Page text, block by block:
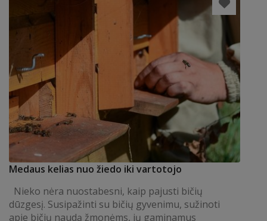
Medaus kelias nuo žiedo iki vartotojo
Nieko nėra nuostabesni, kaip pajusti bičių
dūzgesį. Susipažinti su bičių gyvenimu, sužinoti
apie bičių naudą žmonėms, jų gaminamus